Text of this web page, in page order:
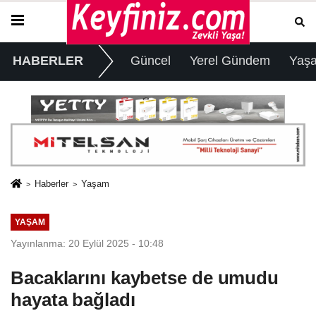
HABERLER Güncel Yerel Gündem
Haberler Yaşam
YAŞAM
Yayınlanma: 20 Eylül 2025 - 10:48
Bacaklarını kaybetse de umudu
hayata bağladı